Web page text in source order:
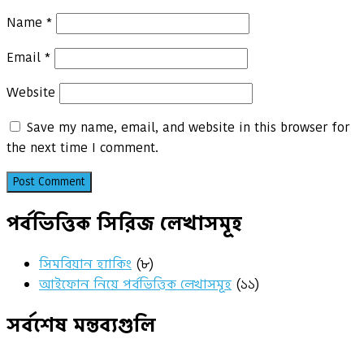
Name *
Email *
Website
Save my name, email, and website in this browser for
the next time I comment.
পর্বভিত্তিক সিরিজ লেখাসমূহ
সিমবিয়ান হ্যাকিং (৮)
আইফোন নিয়ে পর্বভিত্তিক লেখাসমূহ (১১)
সর্বশেষ মন্তব্যগুলি